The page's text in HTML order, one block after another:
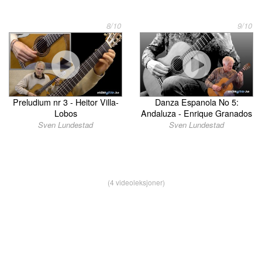
8/10
Preludium nr 3 - Heitor Villa-
Lobos
Sven Lundestad
9/10
Danza Espanola No 5:
Andaluza - Enrique Granados
Sven Lundestad
(4 videoleksjoner)